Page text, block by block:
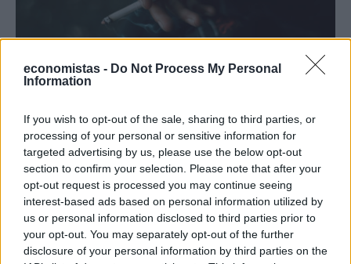
economistas - Do Not Process My Personal
Information
If you wish to opt-out of the sale, sharing to third parties, or
processing of your personal or sensitive information for
targeted advertising by us, please use the below opt-out
section to confirm your selection. Please note that after your
opt-out request is processed you may continue seeing
interest-based ads based on personal information utilized by
us or personal information disclosed to third parties prior to
your opt-out. You may separately opt-out of the further
disclosure of your personal information by third parties on the
Το κάπνισμα βλάπτει σοβαρά και τα
δημόσια συστήματα Υγείας- Τι δείχνουν τα
στοιχεία της Eurostat
Εν αναμονή των αποφάσεων της Κομισιόν, για το αν και πόσο θα
αυξηθεί η φορολογία στα καπνικά προϊόντα, ως μέσο
αυτοχρηματοδότησης του νέου Ευρωπαϊκού Πολυετούς
Προϋπολογισμού, τα νέα στοιχεία της Eurostat ενισχύουν τα
επιχειρήματα όσων υποστηρίζουν ότι η αύξηση της φορολογίας
στα καπνικά δεν θα ωφελήσει μόνο τα κοινοτικά ταμεία, αλλά και